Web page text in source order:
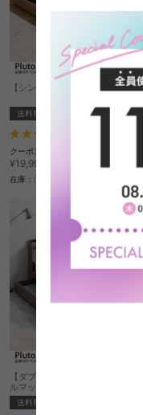
【シングル】Pluto 収納付きベッ
送料無料 オススメ
クーポン利用で
¥19,999〜→
在庫：〇
【ダブル】Pluto 収納付きベッド(
ルマットレス付き)
送料無料